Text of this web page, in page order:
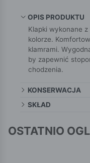
OPIS PRODUKTU
Klapki wykonane z
kolorze.
klamrami.
by zapewnić
chodzenia.
KONSERWACJA
SKŁAD
OSTATNIO